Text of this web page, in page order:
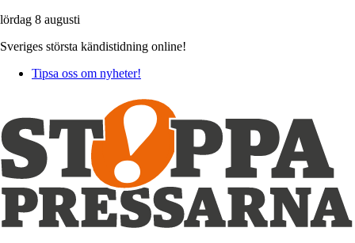
lördag 8 augusti
Sveriges största kändistidning online!
Tipsa oss om nyheter!